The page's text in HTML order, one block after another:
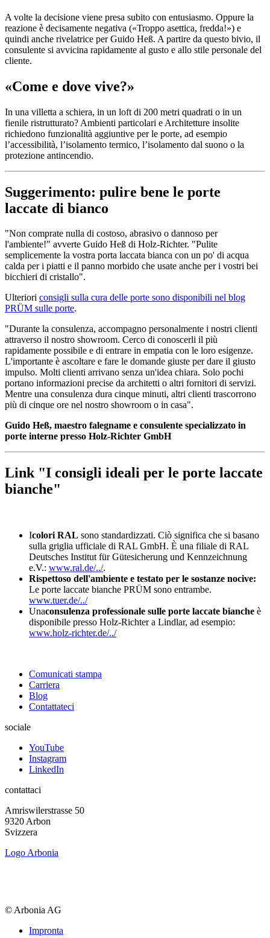
A volte la decisione viene presa subito con entusiasmo. Oppure la
reazione è decisamente negativa («Troppo asettica, fredda!») e
quindi anche rivelatrice per Guido Heß. A partire da questo bivio, il
consulente si avvicina rapidamente al gusto e allo stile personale del
cliente.
«Come e dove vive?»
In una villetta a schiera, in un loft di 200 metri quadrati o in un
fienile ristrutturato? Ambienti particolari e Architetture insolite
richiedono funzionalità aggiuntive per le porte, ad esempio
l’accessibilità, l’isolamento termico, l’isolamento dal suono o la
protezione antincendio.
Suggerimento: pulire bene le porte
laccate di bianco
"Non comprate nulla di costoso, abrasivo o dannoso per
l'ambiente!" avverte Guido Heß di Holz-Richter. "Pulite
semplicemente la vostra porta laccata bianca con un po' di acqua
calda per i piatti e il panno morbido che usate anche per i vostri bei
bicchieri di cristallo".
Ulteriori consigli sulla cura delle porte sono disponibili nel blog
PRÜM sulle porte.
"Durante la consulenza, accompagno personalmente i nostri clienti
attraverso il nostro showroom. Cerco di conoscerli il più
rapidamente possibile e di entrare in empatia con le loro esigenze.
L'importante è ascoltare e fare le domande giuste per dare il giusto
impulso. Molti clienti arrivano senza un'idea chiara. Solo pochi
portano informazioni precise da architetti o altri fornitori di servizi.
Mentre una consulenza dura cinque minuti, altri clienti trascorrono
più di cinque ore nel nostro showroom o in casa".
Guido Heß, maestro falegname e consulente specializzato in
porte interne presso Holz-Richter GmbH
Link "I consigli ideali per le porte laccate
bianche"
Icolori RAL sono standardizzati. Ciò significa che si basano
sulla griglia ufficiale di RAL GmbH. È una filiale di RAL
Deutsches Institut für Gütesicherung und Kennzeichnung
e.V.: www.ral.de/../.
Rispettoso dell'ambiente e testato per le sostanze nocive:
Le porte laccate bianche PRÜM sono entrambe.
www.tuer.de/../
Unaconsulenza professionale sulle porte laccate bianche è
disponibile presso Holz-Richter a Lindlar, ad esempio:
www.holz-richter.de/../
Comunicati stampa
Carriera
Blog
Contattateci
sociale
YouTube
Instagram
LinkedIn
contattaci
Amriswiler­strasse 50
9320 Arbon
Svizzera
Logo Arbonia
© Arbonia AG
Impronta